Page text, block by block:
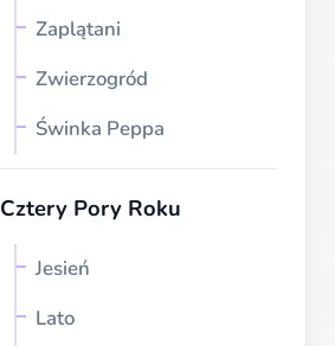
Zaplątani
Zwierzogród
Świnka Peppa
Cztery Pory Roku
Jesień
Lato